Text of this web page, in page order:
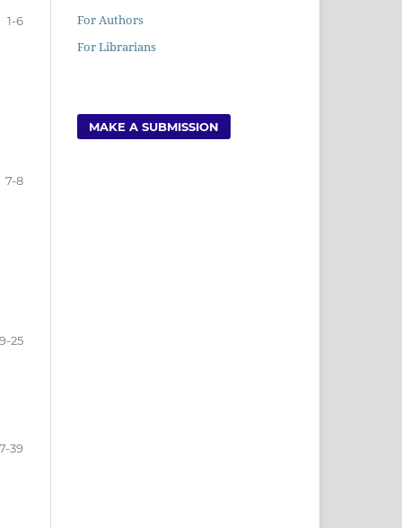
1-6
7-8
9-25
39
For Authors
For Librarians
MAKE A SUBMISSION